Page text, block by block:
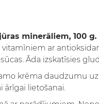
minerāliem, 100 g.
ar
Āda izskatīsies
krēma daudzumu
ārīgai lietošanai.